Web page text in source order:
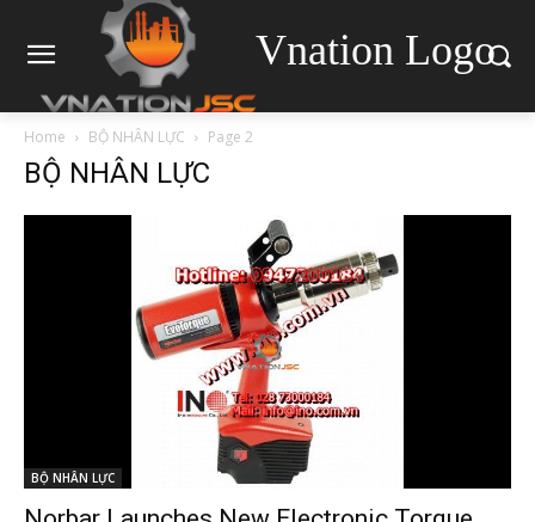
Vnation Logo
Home BỘ NHÂN LỰC Page 2
BỘ NHÂN LỰC
BỘ NHÂN LỰC